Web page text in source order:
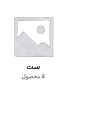
ست
4 محصول